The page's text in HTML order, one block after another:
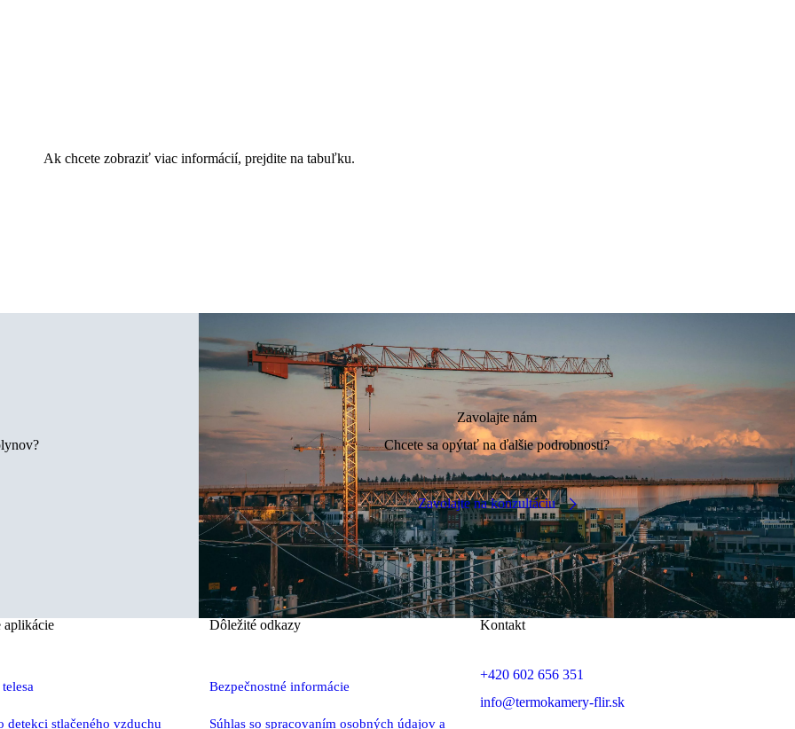
Ak chcete zobraziť viac informácií, prejdite na tabuľku.
Zavolajte nám
Chcete sa opýtať na ďalšie podrobnosti?
Zavolajte na konzultáciu
aplikácie
detekci stlačeného vzduchu
Dôležité odkazy
Bezpečnostné informácie
Súhlas so spracovaním osobných údajov a
Kontakt
+420 602 656 351
info@termokamery-flir.sk